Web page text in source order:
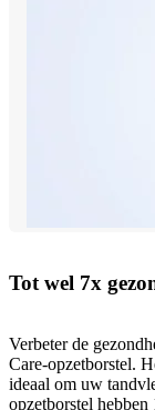
Tot wel 7x
Verbeter de
Care-opzetborstel.
ideaal om uw
opzetborstel